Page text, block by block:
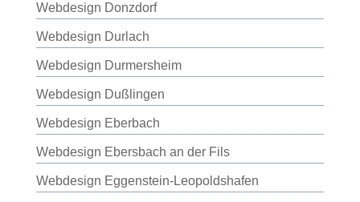
Webdesign Donzdorf
Webdesign Durlach
Webdesign Durmersheim
Webdesign Dußlingen
Webdesign Eberbach
Webdesign Ebersbach an der Fils
Webdesign Eggenstein-Leopoldshafen